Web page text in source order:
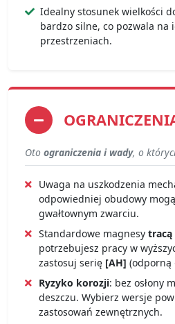
Idealny stosunek wielkości
bardzo silne, co pozwala na
przestrzeniach.
Oto ograniczenia i wady, o
Uwaga na uszkodzenia
odpowiedniej obudowy
gwałtownym zwarciu.
Standardowe magnesy tracą
potrzebujesz pracy w
zastosuj serię [AH] (odporną
Ryzyko korozji: bez osłony
deszczu. Wybierz wersje
zastosowań zewnętrznych.